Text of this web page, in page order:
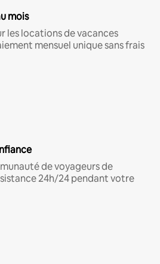
mois
les locations de vacances
mensuel unique sans frais
de voyageurs de
24h/24 pendant votre